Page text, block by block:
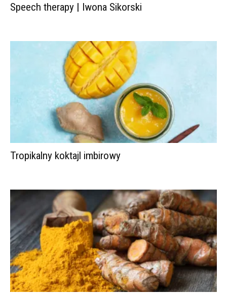
Speech therapy | Iwona Sikorski
Tropikalny koktajl imbirowy